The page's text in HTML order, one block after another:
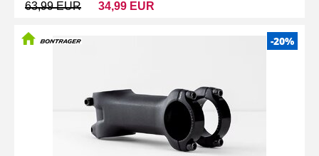
63,99 EUR 34,99 EUR
-20%